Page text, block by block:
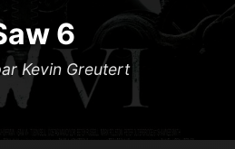
6
Kevin Greutert